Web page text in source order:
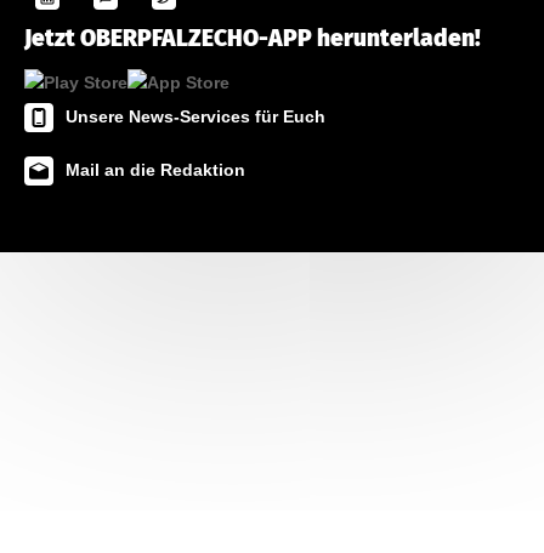
Jetzt OBERPFALZECHO-APP herunterladen!
Unsere News-Services für Euch
Mail an die Redaktion